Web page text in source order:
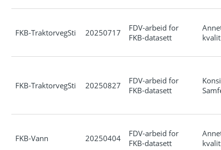
FKB-TraktorvegSti 20250717
FDV-arbeid for
FKB-datasett
FKB-TraktorvegSti 20250827
FDV-arbeid for
FKB-datasett
FKB-Vann 20250404
FDV-arbeid for
FKB-datasett